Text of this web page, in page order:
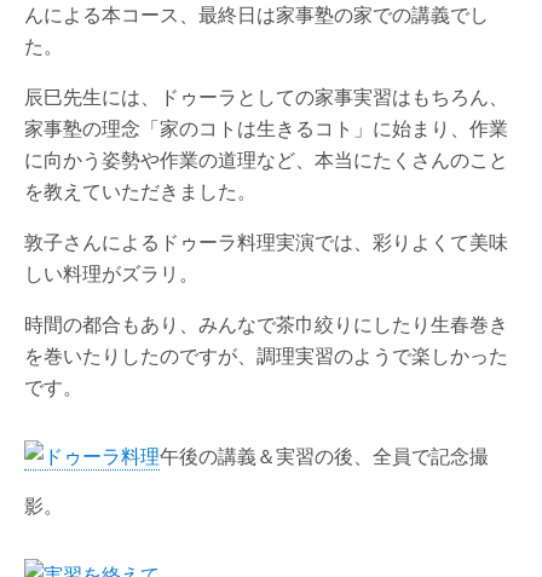
んによる本コース、最終日は家事塾の家での講義でし
た。
辰巳先生には、ドゥーラとしての家事実習はもちろん、
家事塾の理念「家のコトは生きるコト」に始まり、作業
に向かう姿勢や作業の道理など、本当にたくさんのこと
を教えていただきました。
敦子さんによるドゥーラ料理実演では、彩りよくて美味
しい料理がズラリ。
時間の都合もあり、みんなで茶巾絞りにしたり生春巻き
を巻いたりしたのですが、調理実習のようで楽しかった
です。
午後の講義＆実習の後、全員で記念撮
影。